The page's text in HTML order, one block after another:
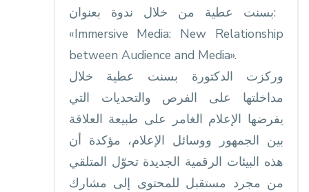
بسنت عطية من خلال ندوة بعنوان:
«Immersive Media: New Relationship
between Audience and Media».
مداخلتها على الفرص والتحديات التي
يفرضها الإعلام الغامر على طبيعة العلاقة
بين الجمهور ووسائل الإعلام، مؤكدة أن
هذه البيئات الرقمية الجديدة تحوّل المتلقي
من مجرد مستقبل للمحتوى إلى مشارك